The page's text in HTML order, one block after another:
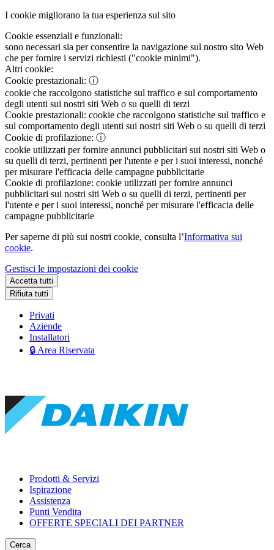
I cookie migliorano la tua esperienza sul sito
Cookie essenziali e funzionali:
sono necessari sia per consentire la navigazione sul nostro sito Web
che per fornire i servizi richiesti ("cookie minimi").
Altri cookie:
Cookie prestazionali: ⓘ
cookie che raccolgono statistiche sul traffico e sul comportamento
degli utenti sui nostri siti Web o su quelli di terzi
Cookie prestazionali: cookie che raccolgono statistiche sul traffico e
sul comportamento degli utenti sui nostri siti Web o su quelli di terzi
Cookie di profilazione: ⓘ
cookie utilizzati per fornire annunci pubblicitari sui nostri siti Web o
su quelli di terzi, pertinenti per l'utente e per i suoi interessi, nonché
per misurare l'efficacia delle campagne pubblicitarie
Cookie di profilazione: cookie utilizzati per fornire annunci
pubblicitari sui nostri siti Web o su quelli di terzi, pertinenti per
l'utente e per i suoi interessi, nonché per misurare l'efficacia delle
campagne pubblicitarie
Per saperne di più sui nostri cookie, consulta l’Informativa sui
cookie.
Gestisci le impostazioni dei cookie
Accetta tutti
Rifiuta tutti
Privati
Aziende
Installatori
🔒 Area Riservata
Prodotti & Servizi
Ispirazione
Assistenza
Punti Vendita
OFFERTE SPECIALI DEI PARTNER
Cerca